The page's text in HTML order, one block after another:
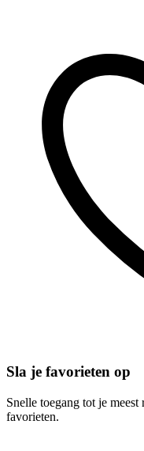
Sla je favorieten op
Snelle toegang tot je meest
favorieten.